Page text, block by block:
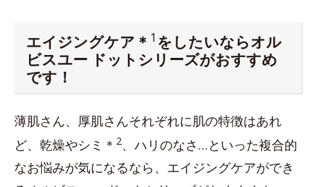
エイジングケア＊ 1 をしたいならオル
ビスユー ドットシリーズがおすすめ
です！
薄肌さん、厚肌さんそれぞれに肌の特徴はあれ
ど、乾燥やシミ＊ 2、ハリのなさ…といった複合的
なお悩みが気になるなら、エイジングケアができ